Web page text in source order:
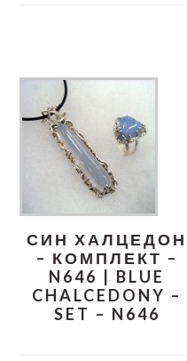
СИН ХАЛЦЕДОН
– КОМПЛЕКТ –
N646 | BLUE
CHALCEDONY –
SET – N646